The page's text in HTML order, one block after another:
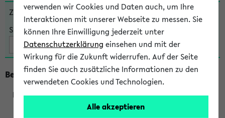
Zu viele Veranstaltungen?Fakultät wählen
Suche:
Beginn um 9 Uhr
verwenden wir Cookies und Daten auch, um Ihre
Interaktionen mit unserer Webseite zu messen. Sie
können Ihre Einwilligung jederzeit unter
Datenschutzerklärung einsehen und mit der
Wirkung für die Zukunft widerrufen. Auf der Seite
finden Sie auch zusätzliche Informationen zu den
verwendeten Cookies und Technologien.
Alle akzeptieren